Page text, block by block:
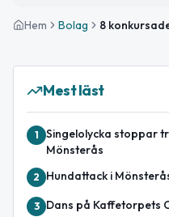
Hem Bolag
Mest läst
1
Singelolycka stoppar
Mönsterås
2 Hundattack i
3 Dans på Kaffetorpets